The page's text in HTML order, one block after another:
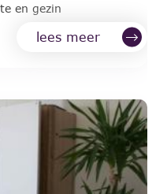
en gezin
lees meer